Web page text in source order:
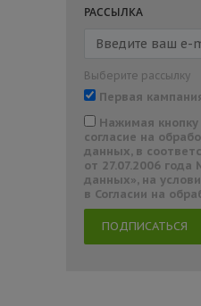
РАССЫЛКА
Выберите рассылку
Первая
Нажимая
согласие на
данных, в
от 27.07.2006
данных», на
в Согласии на
ПОДПИСАТЬСЯ